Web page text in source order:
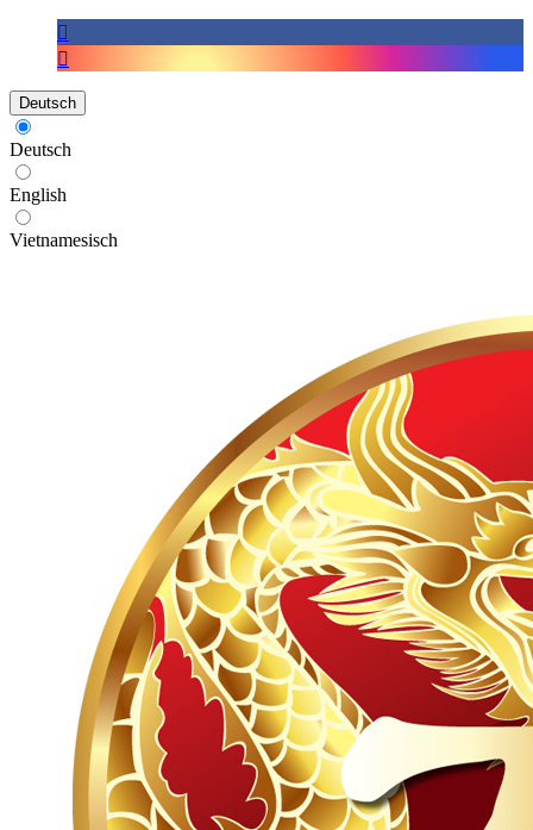
Deutsch
Deutsch
English
Vietnamesisch